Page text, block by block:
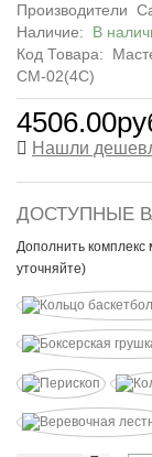
Производители
Наличие: В
Код Товара:
СМ-02(4С)
Нашли
ДОСТУПНЫЕ
Дополнить комплекс
уточняйте)